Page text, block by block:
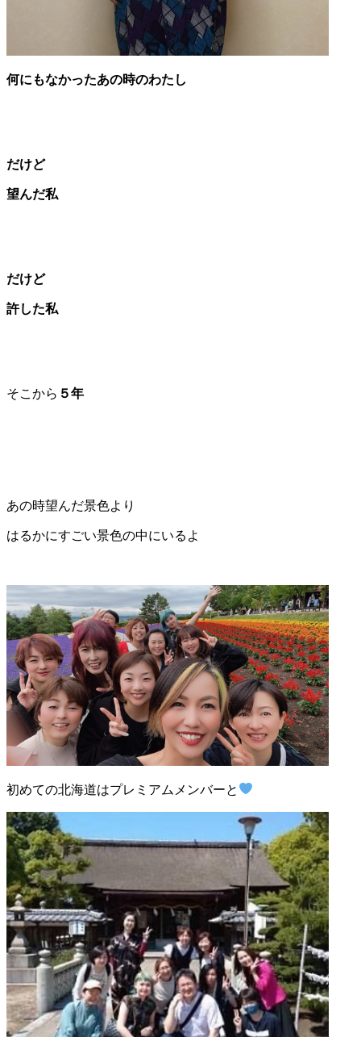
何にもなかったあの時のわたし
だけど
望んだ私
だけど
許した私
そこから ５年
あの時望んだ景色より
はるかにすごい景色の中にいるよ
初めての北海道はプレミアムメンバーと